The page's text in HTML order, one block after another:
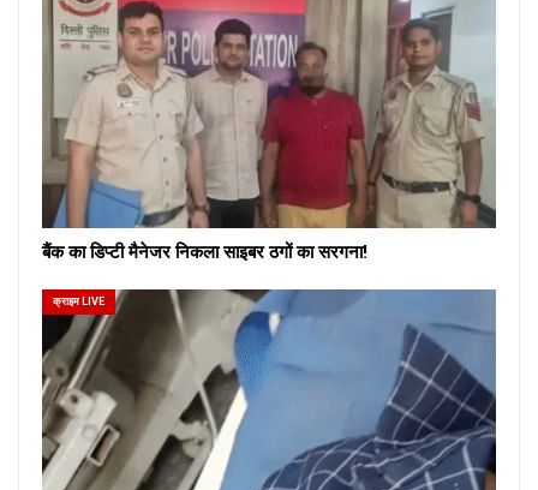
बैंक का डिप्टी मैनेजर निकला साइबर ठगों का सरगना!
क्राइम LIVE